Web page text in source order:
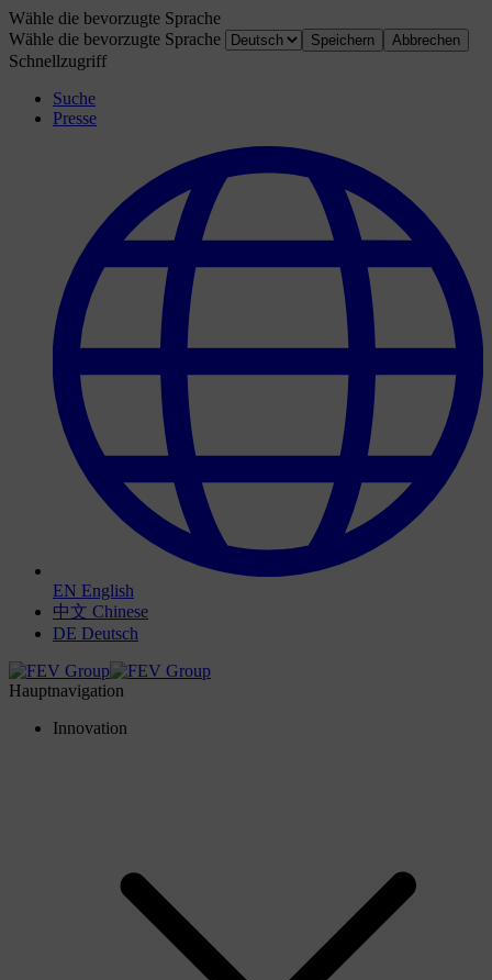
Wähle die bevorzugte Sprache
Wähle die bevorzugte Sprache
Speichern Abbrechen
Schnellzugriff
Suche
Presse
EN English
中文 Chinese
DE Deutsch
Hauptnavigation
Innovation